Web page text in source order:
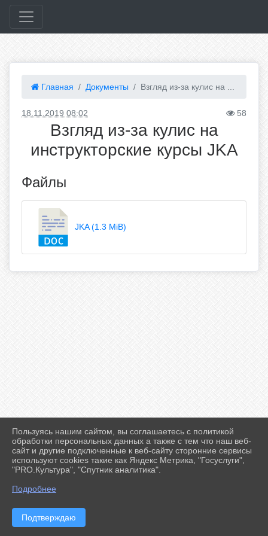
Главная Документы Взгляд из-за кулис на ...
18.11.2019 08:02 58
Взгляд из-за кулис на
инструкторские курсы JKA
Файлы
JKA (1.3 MiB)
2026 г. ff-karate.ru
Вход
Карта сайта
Политика обработки персональных данных
Сделано на KubCMS
Пользуясь нашим сайтом, вы соглашаетесь с политикой
обработки персональных данных а также с тем что наш веб-
сайт и другие подключенные к веб-сайту сторонние сервисы
используют cookies такие как Яндекс Метрика, "Госуслуги",
"PRO.Культура", "Спутник аналитика".
Подробнее
Подтверждаю